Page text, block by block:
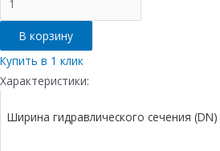
товара
Лоток
водоотводный
бетонный
коробчатый
(СО-100мм)
оцинкованнйо
В корзину
Купить в 1 клик
Характеристики:
Ширина гидравлического сечения (DN)